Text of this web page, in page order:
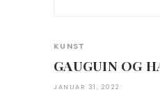
KUNST
GAUGUIN OG
JANUAR 31, 2022